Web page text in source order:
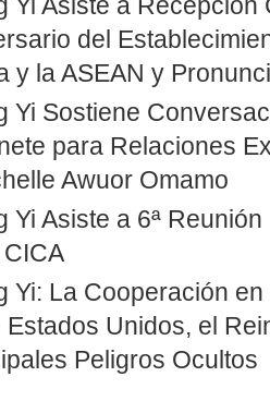
del
y la ASEAN y
Yi Sostiene
para Relaciones
Awuor Omamo
Yi Asiste a 6ª
Yi: La Cooperación
Estados Unidos, el
Peligros Ocultos